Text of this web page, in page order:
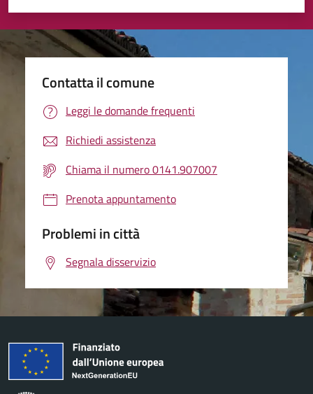
Valuta 5 stelle su 5
Valuta 4 stelle su 5
Valuta 3 stelle su 5
Valuta 2 stelle su 5
Valuta 1 stelle su 5
Contatta il comune
Leggi le domande frequenti
Richiedi assistenza
Chiama il numero 0141.907007
Prenota appuntamento
Problemi in città
Segnala disservizio